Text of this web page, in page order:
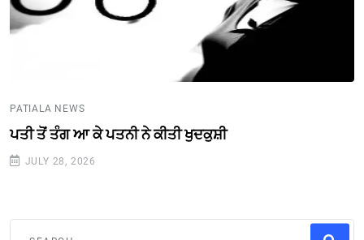
PATIALA NEWS
ਪਤੀ ਤੋਂ ਤੰਗ ਆ ਕੇ ਪਤਨੀ ਨੇ ਕੀਤੀ ਖੁਦਕੁਸ਼ੀ
JULY 28, 2026